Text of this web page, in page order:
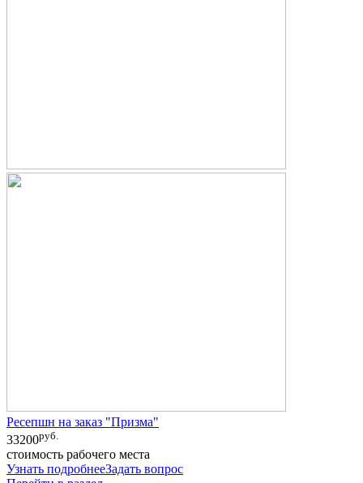
Ресепшн на заказ "Призма"
33200руб.
стоимость рабочего места
Узнать подробнееЗадать вопрос